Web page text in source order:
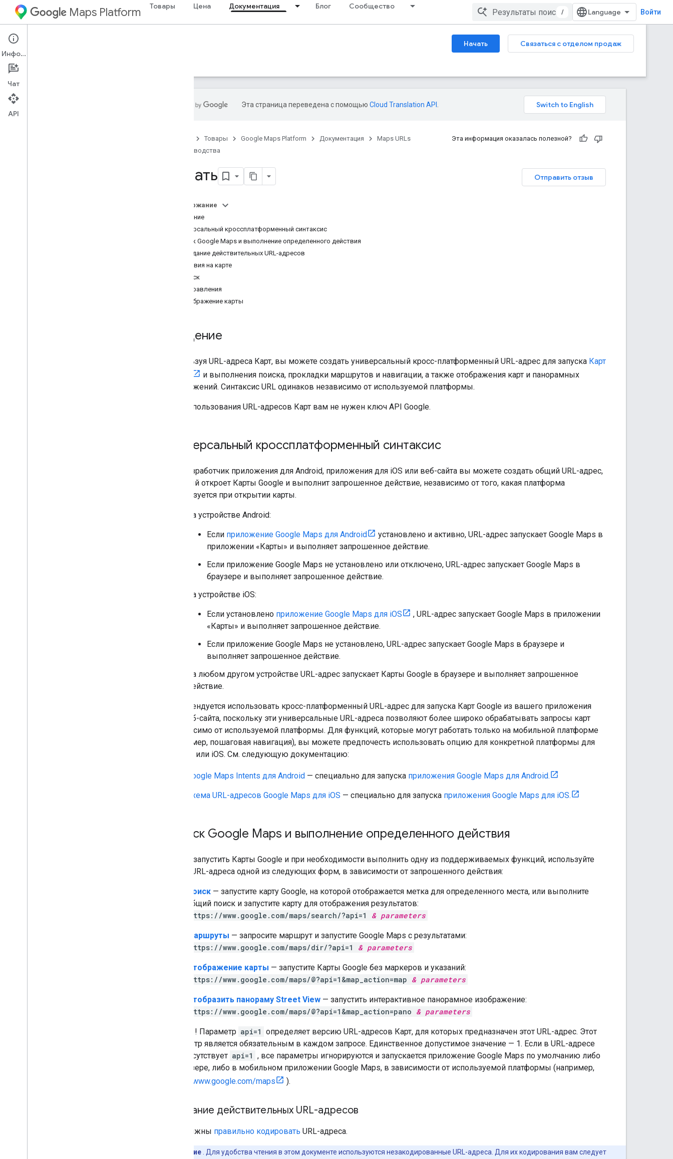
Maps Platform Товары Цена Документация Блог Сообщество
/ Войти
Maps URLs Начать
Связаться с отделом продаж
Руководства
Эта страница переведена с помощью Cloud Translation API
Товары Google Maps Platform Документация
Maps URLs
Руководства
Эта информация оказалась полезной?
Отправить отзыв
Начать
Содержание
Введение
Универсальный кроссплатформенный синтаксис
Запуск Google Maps и выполнение определенного действия
Создание действительных URL-адресов
Действия на карте
Поиск
Направления
Отображение карты
Введение
Используя URL-адреса Карт, вы можете создать универсальный кросс-платформенный URL-адрес для запуска Карт
и выполнения поиска, прокладки маршрутов и навигации, а также отображения карт и панорамных
изображений. Синтаксис URL одинаков независимо от используемой платформы.
Для использования URL-адресов Карт вам не нужен ключ API Google.
Универсальный кроссплатформенный синтаксис
Как разработчик приложения для Android, приложения для iOS или веб-сайта вы можете создать общий URL-адрес,
который откроет Карты Google и выполнит запрошенное действие, независимо от того, какая платформа
используется при открытии карты.
На устройстве Android:
Если приложение Google Maps для Android
установлено и активно, URL-адрес запускает Google Maps в
приложении «Карты» и выполняет запрошенное действие.
Если приложение Google Maps не установлено или отключено, URL-адрес запускает Google Maps в
браузере и выполняет запрошенное действие.
На устройстве iOS:
Если установлено приложение Google Maps для iOS
, URL-адрес запускает Google Maps в приложении
«Карты» и выполняет запрошенное действие.
Если приложение Google Maps не установлено, URL-адрес запускает Google Maps в браузере и
выполняет запрошенное действие.
На любом другом устройстве URL-адрес запускает Карты Google в браузере и выполняет запрошенное
действие.
Рекомендуется использовать кросс-платформенный URL-адрес для запуска Карт Google из вашего приложения
или веб-сайта, поскольку эти универсальные URL-адреса позволяют более широко обрабатывать запросы карт
независимо от используемой платформы. Для функций, которые могут работать только на мобильной платформе
(например, пошаговая навигация), вы можете предпочесть использовать опцию для конкретной платформы для
Android или iOS. См. следующую документацию:
Google Maps Intents для Android — специально для запуска приложения Google Maps для Android.
Схема URL-адресов Google Maps для iOS — специально для запуска приложения Google Maps для iOS.
Запуск Google Maps и выполнение определенного действия
Чтобы запустить Карты Google и при необходимости выполнить одну из поддерживаемых функций, используйте
схему URL-адреса одной из следующих форм, в зависимости от запрошенного действия:
Поиск — запустите карту Google, на которой отображается метка для определенного места, или выполните
общий поиск и запустите карту для отображения результатов:
https://www.google.com/maps/search/?api=1 & parameters
Маршруты — запросите маршрут и запустите Google Maps с результатами:
https://www.google.com/maps/dir/?api=1 & parameters
Отображение карты — запустите Карты Google без маркеров и указаний:
https://www.google.com/maps/@?api=1&map_action=map & parameters
Отобразить панораму Street View — запустить интерактивное панорамное изображение:
https://www.google.com/maps/@?api=1&map_action=pano & parameters
! Параметр api=1 определяет версию URL-адресов Карт, для которых предназначен этот URL-адрес. Этот
параметр является обязательным в каждом запросе. Единственное допустимое значение — 1. Если в URL-адресе
присутствует api=1 , все параметры игнорируются и запускается приложение Google Maps по умолчанию либо
в браузере, либо в мобильном приложении Google Maps, в зависимости от используемой платформы (например,
https://www.google.com/maps
).
Создание действительных URL-адресов
Вы должны правильно кодировать URL-адреса.
Примечание . Для удобства чтения в этом документе используются незакодированные URL-адреса. Для их кодирования вам следует
Информация
Чат
API